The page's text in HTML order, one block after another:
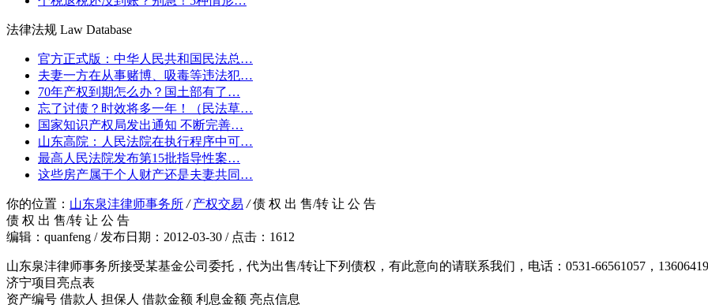
法律法规 Law Database
官方正式版：中华人民共和国民法总…
夫妻一方在从事赌博、吸毒等违法犯…
70年产权到期怎么办？国土部有了…
忘了讨债？时效将多一年！（民法草…
国家知识产权局发出通知 不断完善…
山东高院：人民法院在执行程序中可…
最高人民法院发布第15批指导性案…
这些房产属于个人财产还是夫妻共同…
你的位置： 山东泉沣律师事务所 / 产权交易 /债 权 出 售/转 让 公 告
债 权 出 售/转 让 公 告
编辑：quanfeng / 发布日期：2012-03-30 / 点击：1612
山东泉沣律师事务所接受某基金公司委托，代为出售/转让下列债权，有此意向的请联系我们，电话：0531-66561057，
济宁项目亮点表
资产编号 借款人 担保人 借款金额 利息金额 亮点信息